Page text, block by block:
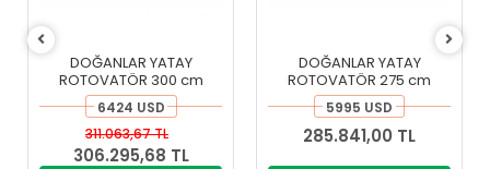
DOĞANLAR YATAY
ROTOVATÖR 300 cm
6424 USD
306.295,68 TL
311.063,67 TL
DOĞANLAR YATAY
ROTOVATÖR 275 cm
5995 USD
285.841,00 TL